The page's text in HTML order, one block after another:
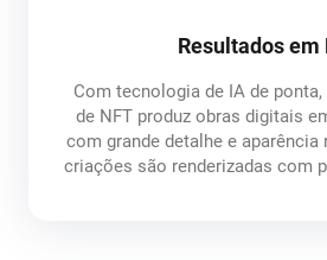
Resultados em
Com tecnologia de IA de
de NFT produz obras digitais
com grande detalhe e aparência
criações são renderizadas com